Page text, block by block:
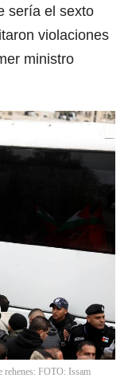
sería el sexto
violaciones
ministro
rehenes: FOTO: Issam